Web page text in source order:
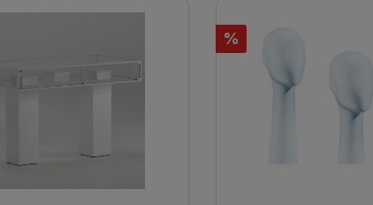
Réduction
%